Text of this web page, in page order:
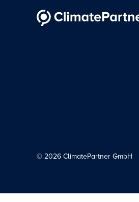
© 2026 ClimatePartner GmbH